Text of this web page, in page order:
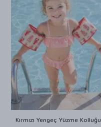
Kırmızı Yengeç Yüzme Kolluğu